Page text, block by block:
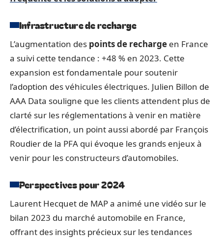
Infrastructure de recharge
L’augmentation des points de recharge en France
a suivi cette tendance : +48 % en 2023. Cette
expansion est fondamentale pour soutenir
l’adoption des véhicules électriques. Julien Billon de
AAA Data souligne que les clients attendent plus de
clarté sur les réglementations à venir en matière
d’électrification, un point aussi abordé par François
Roudier de la PFA qui évoque les grands enjeux à
venir pour les constructeurs d’automobiles.
Perspectives pour 2024
Laurent Hecquet de MAP a animé une vidéo sur le
bilan 2023 du marché automobile en France,
offrant des insights précieux sur les tendances